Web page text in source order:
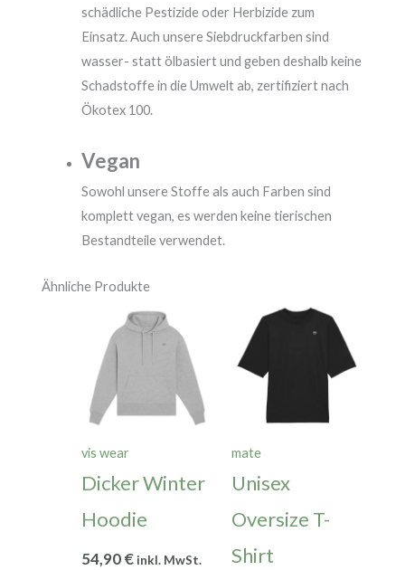
schädliche Pestizide oder Herbizide zum
Einsatz. Auch unsere Siebdruckfarben sind
wasser- statt ölbasiert und geben deshalb keine
Schadstoffe in die Umwelt ab, zertifiziert nach
Ökotex 100.
Vegan
Sowohl unsere Stoffe als auch Farben sind
komplett vegan, es werden keine tierischen
Bestandteile verwendet.
Ähnliche Produkte
vis wear
Dicker Winter
Hoodie
54,90€ inkl. MwSt.
mate
Unisex
Oversize T-
Shirt